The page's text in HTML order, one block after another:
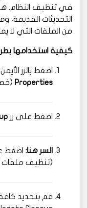
في تنظيف النظام.
التحديثات القديمة،
من الملفات التي لا
كيفية استخدامها
اضغط بالزر
Properties
اضغط على زر
السر هنا: اضغط
(تنظيف ملفات